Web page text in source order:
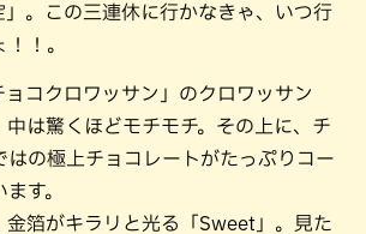
。この三連休に行かなきゃ、いつ行
！。
ョコクロワッサン」のクロワッサン
中は驚くほどモチモチ。その上に、チ
はの極上チョコレートがたっぷりコー
す。
金箔がキラリと光る「Sweet」。見た